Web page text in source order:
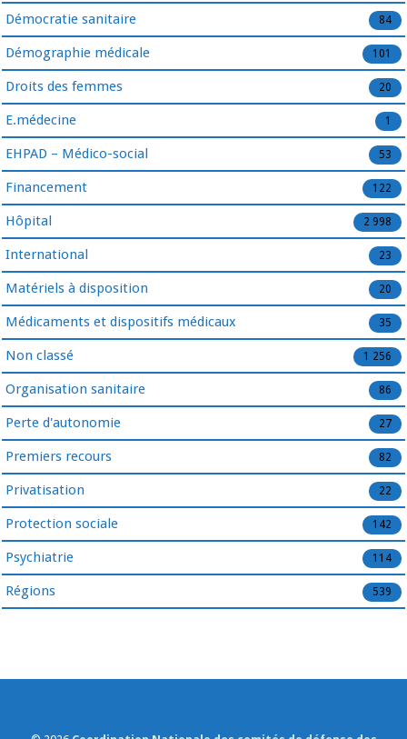
Démocratie sanitaire 84
Démographie médicale 101
Droits des femmes 20
E.médecine 1
EHPAD – Médico-social 53
Financement 122
Hôpital 2 998
International 23
Matériels à disposition 20
Médicaments et dispositifs médicaux 35
Non classé 1 256
Organisation sanitaire 86
Perte d'autonomie 27
Premiers recours 82
Privatisation 22
Protection sociale 142
Psychiatrie 114
Régions 539